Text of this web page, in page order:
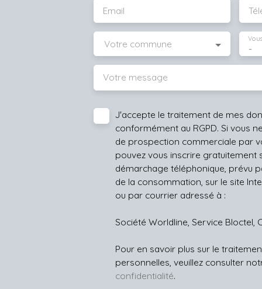
Email
Votre commune -
Votre message
J'accepte le traitement de mes
conformément au RGPD. Si vous
de prospection commerciale par
pouvez vous inscrire gratuitement
démarchage téléphonique, prévu
de la consommation, sur le site
ou par courrier adressé à :
Société Worldline, Service Bloctel,
Pour en savoir plus sur le
personnelles, veuillez consulter
confidentialité.